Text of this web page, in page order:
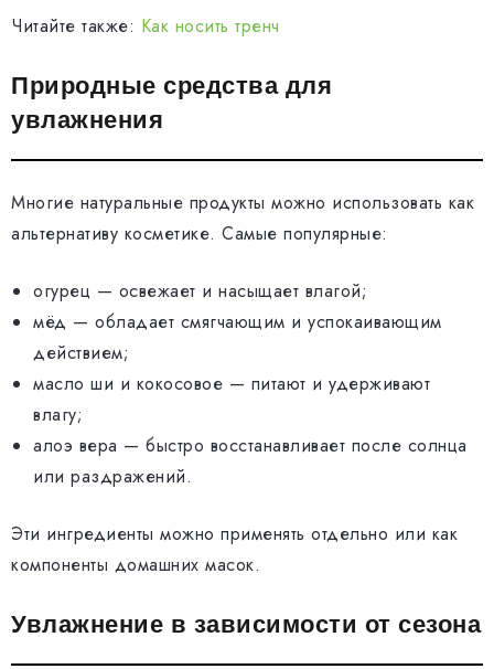
Читайте также: Как носить тренч
Природные средства для
увлажнения
Многие натуральные продукты можно использовать как
альтернативу косметике. Самые популярные:
огурец — освежает и насыщает влагой;
мёд — обладает смягчающим и успокаивающим
действием;
масло ши и кокосовое — питают и удерживают
влагу;
алоэ вера — быстро восстанавливает после солнца
или раздражений.
Эти ингредиенты можно применять отдельно или как
компоненты домашних масок.
Увлажнение в зависимости от сезона